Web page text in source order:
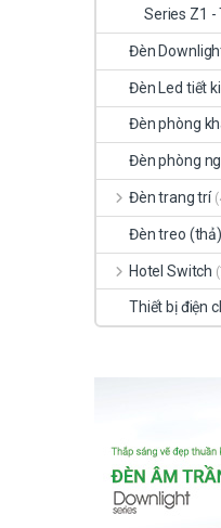
Series Z1 -
Đèn
Đèn Led tiết
Đèn phòng
Đèn phòng
Đèn trang trí
Đèn treo (thả)
Hotel Switch
Thiết bị điện